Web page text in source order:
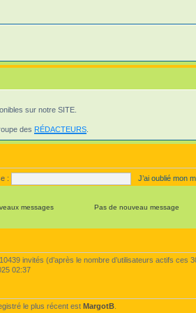
sur notre SITE.
des RÉDACTEURS
: J’ai oublié mon
messages Pas de nouveau message
invités (d’après le nombre d’utilisateurs actifs ces
02:37
le plus récent est MargotB